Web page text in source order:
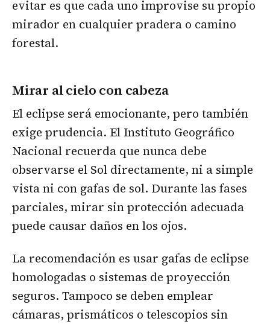
evitar es que cada uno improvise su propio
mirador en cualquier pradera o camino
forestal.
Mirar al cielo con cabeza
El eclipse será emocionante, pero también
exige prudencia. El Instituto Geográfico
Nacional recuerda que nunca debe
observarse el Sol directamente, ni a simple
vista ni con gafas de sol. Durante las fases
parciales, mirar sin protección adecuada
puede causar daños en los ojos.
La recomendación es usar gafas de eclipse
homologadas o sistemas de proyección
seguros. Tampoco se deben emplear
cámaras, prismáticos o telescopios sin